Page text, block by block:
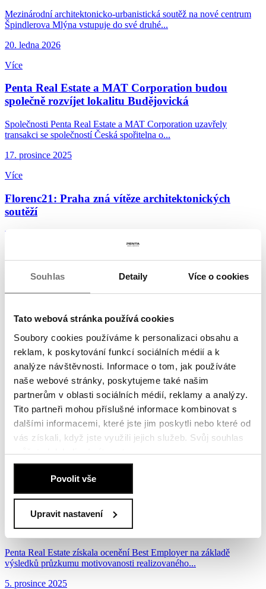
Souhlas Detaily Více o cookies
Tato webová stránka používá cookies
Soubory cookies používáme k personalizaci obsahu a
reklam, k poskytování funkcí sociálních médií a k
analýze návštěvnosti. Informace o tom, jak používáte
naše webové stránky, poskytujeme také našim
partnerům v oblasti sociálních médií, reklamy a analýzy.
Tito partneři mohou příslušné informace kombinovat s
dalšími informacemi, které jste jim poskytli nebo které od
vás získali, když jste využili jejich služeb. Svůj souhlas
můžete kdykoliodmítnout.
Zásady používání souborů cookies
Povolit vše
Upravit nastavení
Mezinárodní architektonicko‑urbanistická soutěž na nové centrum
Špindlerova Mlýna vstupuje do své druhé...
20. ledna 2026
Více
Penta Real Estate a MAT Corporation budou
společně rozvíjet lokalitu Budějovická
Společnosti Penta Real Estate a MAT Corporation uzavřely
transakci se společností Česká spořitelna o...
17. prosince 2025
Více
Florenc21: Praha zná vítěze architektonických
soutěží
Florenc se v příštích letech zásadně promění. Na místě původního
železničního brownfieldu vznikne nová...
Awards 2025
Penta Real Estate byla oceněna na prestižní soutěži Estate Awards
2025 hned dvakrát: 1. místo v kategorii...
11. prosince 2025
Více
Penta Real Estate vstupuje na britský trh s dvěma
rezidenčními projekty v Londýně
Penta Real Estate oznamuje svou první investici ve Velké Británii –
společný podnik v poměru 50:50 s...
Penta Real Estate získala ocenění Best Employer
Penta Real Estate získala ocenění Best Employer na základě
výsledků průzkumu motivovanosti realizovaného...
5. prosince 2025